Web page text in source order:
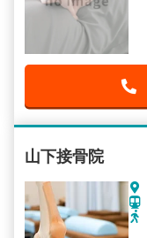
山下接骨院